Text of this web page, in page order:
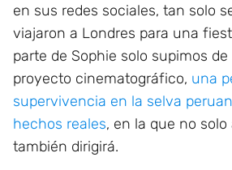
en sus redes sociales, tan solo
viajaron a Londres para una
parte de Sophie solo supimos
proyecto cinematográfico, una
supervivencia en la selva
hechos reales, en la que no
también dirigirá.